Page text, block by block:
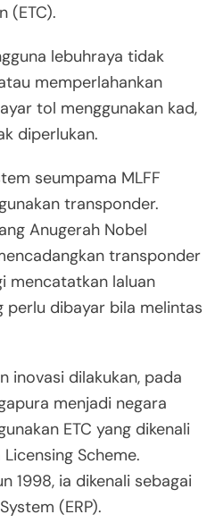
(ETC).
lebuhraya tidak
memperlahankan
tol menggunakan kad,
diperlukan.
seumpama MLFF
transponder.
Anugerah Nobel
transponder
mencatatkan laluan
perlu dibayar bila melintas
inovasi dilakukan, pada
menjadi negara
ETC yang dikenali
Scheme.
1998, ia dikenali sebagai
(ERP).